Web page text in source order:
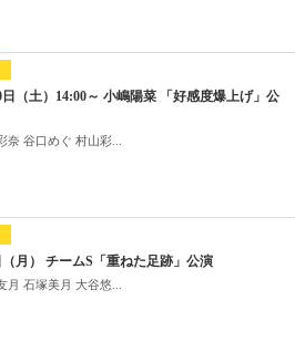
日（土）14:00～ 小嶋陽菜 「好感度爆上げ」公
奈 谷口めぐ 村山彩...
（月） チームS「重ねた足跡」公演
月 石塚美月 大谷悠...